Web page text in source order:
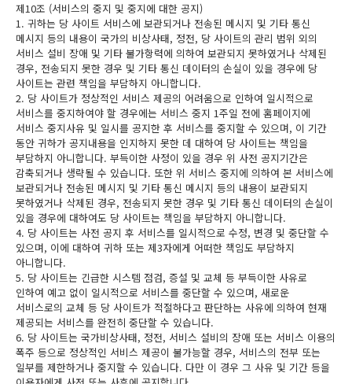
제10조 (서비스의 중지 및 중지에 대한 공지)
1. 귀하는 당 사이트 서비스에 보관되거나 전송된 메시지 및 기타 통신
메시지 등의 내용이 국가의 비상사태, 정전, 당 사이트의 관리 범위 외의
서비스 설비 장애 및 기타 불가항력에 의하여 보관되지 못하였거나 삭제된
경우, 전송되지 못한 경우 및 기타 통신 데이터의 손실이 있을 경우에 당
사이트는 관련 책임을 부담하지 아니합니다.
2. 당 사이트가 정상적인 서비스 제공의 어려움으로 인하여 일시적으로
서비스를 중지하여야 할 경우에는 서비스 중지 1주일 전에 홈페이지에
서비스 중지사유 및 일시를 공지한 후 서비스를 중지할 수 있으며, 이 기간
동안 귀하가 공지내용을 인지하지 못한 데 대하여 당 사이트는 책임을
부담하지 아니합니다. 부득이한 사정이 있을 경우 위 사전 공지기간은
감축되거나 생략될 수 있습니다. 또한 위 서비스 중지에 의하여 본 서비스에
보관되거나 전송된 메시지 및 기타 통신 메시지 등의 내용이 보관되지
못하였거나 삭제된 경우, 전송되지 못한 경우 및 기타 통신 데이터의 손실이
있을 경우에 대하여도 당 사이트는 책임을 부담하지 아니합니다.
4. 당 사이트는 사전 공지 후 서비스를 일시적으로 수정, 변경 및 중단할 수
있으며, 이에 대하여 귀하 또는 제3자에게 어떠한 책임도 부담하지
아니합니다.
5. 당 사이트는 긴급한 시스템 점검, 증설 및 교체 등 부득이한 사유로
인하여 예고 없이 일시적으로 서비스를 중단할 수 있으며, 새로운
서비스로의 교체 등 당 사이트가 적절하다고 판단하는 사유에 의하여 현재
제공되는 서비스를 완전히 중단할 수 있습니다.
6. 당 사이트는 국가비상사태, 정전, 서비스 설비의 장애 또는 서비스 이용의
폭주 등으로 정상적인 서비스 제공이 불가능할 경우, 서비스의 전부 또는
일부를 제한하거나 중지할 수 있습니다. 다만 이 경우 그 사유 및 기간 등을